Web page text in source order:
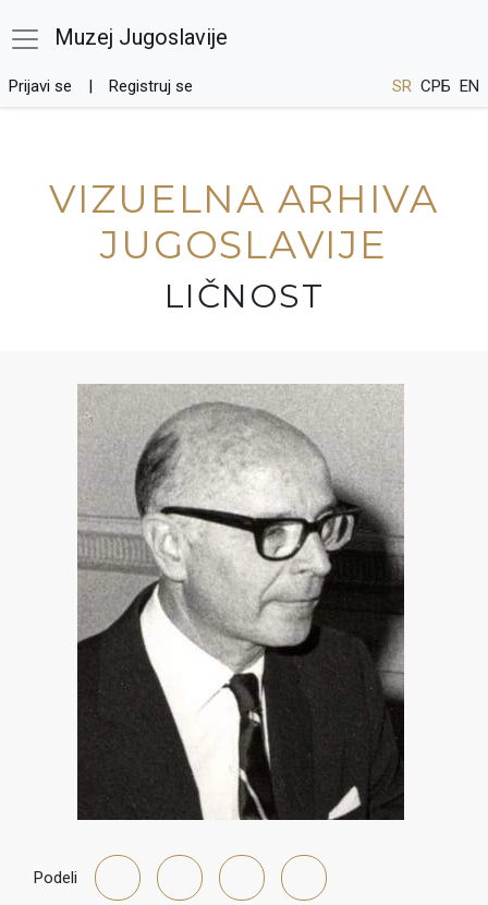
Muzej Jugoslavije
Prijavi se Registruj se SR СРБ EN
VIZUELNA ARHIVA
JUGOSLAVIJE
LIČNOST
Podeli